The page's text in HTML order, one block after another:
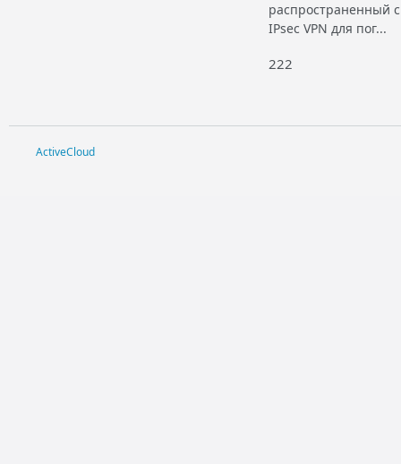
распространенный
IPsec VPN для пог...
222
ActiveCloud